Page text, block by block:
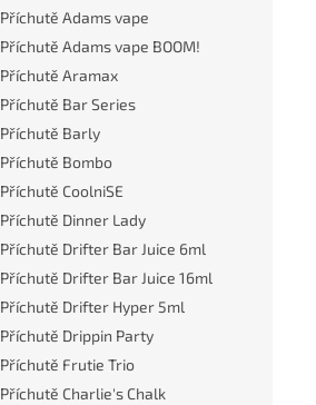
Příchutě Adams vape
Příchutě Adams vape BOOM!
Příchutě Aramax
Příchutě Bar Series
Příchutě Barly
Příchutě Bombo
Příchutě CoolniSE
Příchutě Dinner Lady
Příchutě Drifter Bar Juice 6ml
Příchutě Drifter Bar Juice 16ml
Příchutě Drifter Hyper 5ml
Příchutě Drippin Party
Příchutě Frutie Trio
Příchutě Charlie's Chalk